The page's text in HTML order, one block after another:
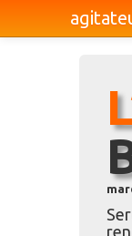
L’empreinte